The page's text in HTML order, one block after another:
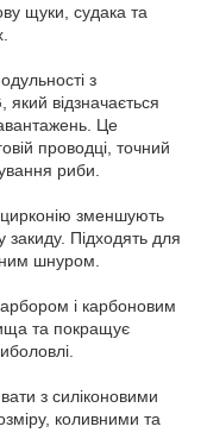
щуки, судака та
з
відзначається
Це
проводці, точний
риби.
цирконію зменшують
Підходять для
шнуром.
арбором і карбоновим
та покращує
з силіконовими
коливними та